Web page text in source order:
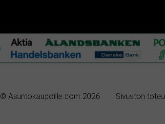
© Asuntokaupoille.com 2026 Sivuston